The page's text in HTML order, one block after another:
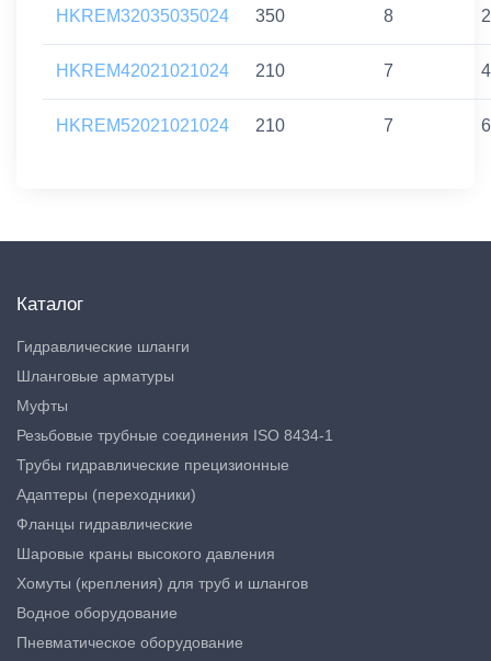
HKREM32035035024 350 8
HKREM42021021024 210 7
HKREM52021021024 210 7
Каталог
Гидравлические шланги
Шланговые арматуры
Муфты
Резьбовые трубные соединения ISO 8434-1
Трубы гидравлические прецизионные
Адаптеры (переходники)
Фланцы гидравлические
Шаровые краны высокого давления
Хомуты (крепления) для труб и шлангов
Водное оборудование
Пневматическое оборудование